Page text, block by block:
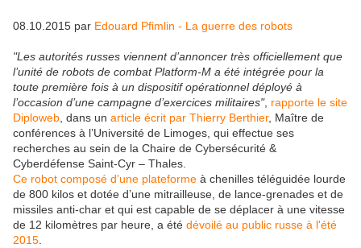
08.10.2015 par Edouard Pfimlin - La guerre des robots
"Les autorités russes viennent d’annoncer très officiellement que
l’unité de robots de combat Platform-M a été intégrée pour la
toute première fois à un dispositif opérationnel déployé à
l’occasion d’une campagne d’exercices militaires", rapporte le site
Diploweb , dans un article écrit par Thierry Berthier, Maître de
conférences à l’Université de Limoges, qui effectue ses
recherches au sein de la Chaire de Cybersécurité &
Cyberdéfense Saint-Cyr – Thales.
Ce robot composé d’une plateforme à chenilles téléguidée lourde
de 800 kilos et dotée d’une mitrailleuse, de lance-grenades et de
missiles anti-char et qui est capable de se déplacer à une vitesse
de 12 kilomètres par heure, a été dévoilé au public russe à l'été
2015